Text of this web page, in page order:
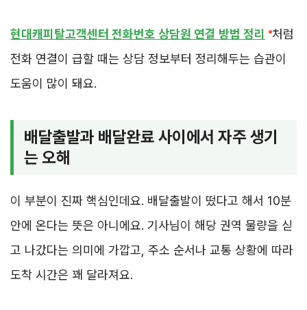
현대캐피탈고객센터 전화번호 상담원 연결 방법 정리
처럼
전화 연결이 급할 때는 상담 정보부터 정리해두는 습관이
도움이 많이 돼요.
배달출발과 배달완료 사이에서 자주 생기
는 오해
이 부분이 진짜 핵심인데요. 배달출발이 떴다고 해서 10분
안에 온다는 뜻은 아니에요. 기사님이 해당 권역 물량을 싣
고 나갔다는 의미에 가깝고, 주소 순서나 교통 상황에 따라
도착 시간은 꽤 달라져요.